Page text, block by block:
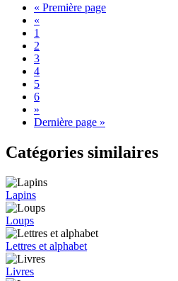
« Première page
«
1
2
3
4
5
6
»
Dernière page »
Catégories similaires
Lapins
Loups
Lettres et alphabet
Livres